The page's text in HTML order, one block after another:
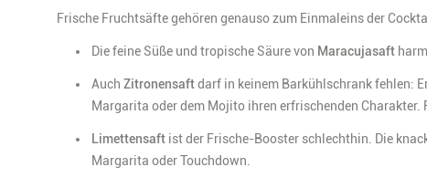
Frische Fruchtsäfte gehören genauso zum Einmaleins der
Die feine Süße und tropische Säure von Maracujasaft
Auch Zitronensaftdarf in keinem Barkühlschrank fehlen:
Margarita oder dem Mojito ihren erfrischenden
Limettensaft ist der Frische-Booster schlechthin. Die
Margarita oder Touchdown.